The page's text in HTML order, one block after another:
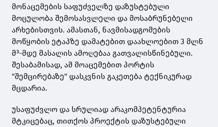
მონაცემების საფუძველზე დაზუსტებული
მოცულობა შემოსასვლელი და მოსაბრუნებელი
არხებისთვის. ამასთან, ნავმისადგომების
მოწყობის ეტაპზე დამატებით დაახლოებით 3 მლნ
მ³-მდე მასალის ამოღებაა გათვალისწინებული.
შესაბამისად, ამ მოაცემებით პორტის
"შემცირებაზე" დასკვნის გაკეთება ტექნიკურად
მცდარია.
უსაფუძვლო და სრულიად არაკომპეტენტურია
მტკიცებაც, თითქოს პროექტის დაზუსტებული